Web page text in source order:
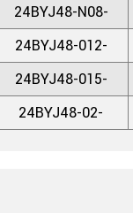
24BYJ48-N08-
24BYJ48-012-
24BYJ48-015-
24BYJ48-02-